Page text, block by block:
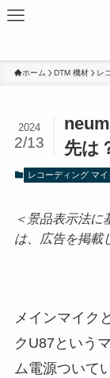
ホーム DTM 機材 レ
先は
2024
2/13
レコーディング マイ
＜景品表示法に
は、広告を掲載
メインマイク
クU87という
ム電源ついて